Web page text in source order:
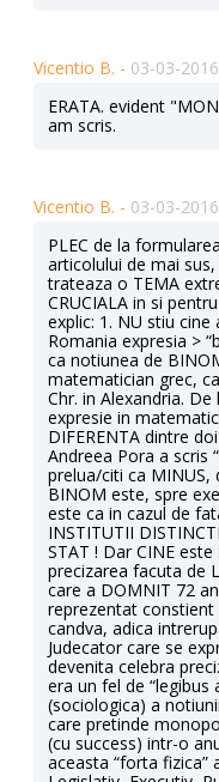
Vicentio B. - 03-03-2016
ERATA. evident
am scris.
Vicentio B. - 03-03-2016
PLEC de la
articolului de mai
trateaza o TEMA
CRUCIALA in si
explic: 1. NU stiu
Romania expresia >
ca notiunea de
matematician grec,
Chr. in Alexandria.
expresie in
DIFERENTA dintre
Andreea Pora a scris
prelua/citi ca MINUS,
BINOM este, spre
este ca in cazul de
INSTITUTII
STAT ! Dar CINE
precizarea facuta de
care a DOMNIT 72
reprezentat constient
candva, adica
Judecator care se
devenita celebra
era un fel de “legibus
(sociologica) a
care pretinde
(cu success) intr-o
aceasta “forta fizica”